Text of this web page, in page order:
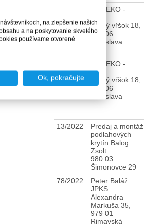
PROEKO -
Strmý vŕšok 18,
841 06
Bratislava
PROEKO -
s.r.o.
Strmý vŕšok 18,
841 06
Bratislava
13/2022
Predaj a montáž
podlahových
krytín Balog
Zsolt
980 03
Šimonovce 29
78/2022
Peter Baláž
JPKS
Alexandra
Markuša 35,
979 01
Rimavská
na zlepšenie našich
a na poskytovanie skvelého
používame otvorené
Ok, pokračujte